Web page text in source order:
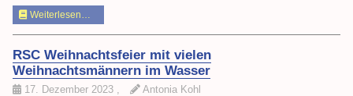
Weiterlesen…
RSC Weihnachtsfeier mit vielen
Weihnachtsmännern im Wasser
17. Dezember 2023 Antonia Kohl